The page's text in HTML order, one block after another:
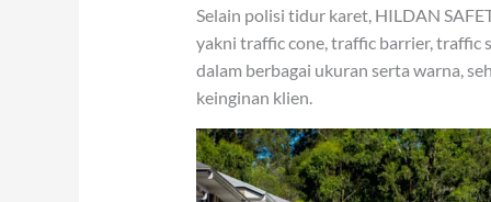
Selain polisi tidur karet, HILDAN
yakni traffic cone, traffic barrier, traffic
dalam berbagai ukuran serta warna,
keinginan klien.